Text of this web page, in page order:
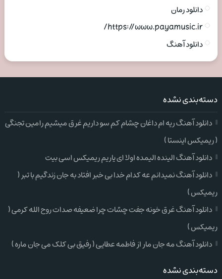
دانلود رمان
https://www.payamusic.ir/
دانلود آهنگ
دسته‌بندی نشده
دانلود آهنگ ریه ام داغان چشام کم سو داریم غرق میشیم رامین تجنگی
( ریمیکس اینستا )
دانلود آهنگ الینده الیمده اولا ای یاریم ریمیکس اسی بیت
دانلود آهنگ نمیدانم عه کدام خدا بی خبر افتاد به جان زندگیم با تبر (
ریمیکس )
دانلود آهنگ غرق خونه جفت چشات چرا ضعیفه صدات روح الله کرمی (
ریمیکس )
دانلود آهنگ مه جان مار از فاطمه عطایی ( رفیق بی کلک می جان ماره )
دسته‌بندی نشده